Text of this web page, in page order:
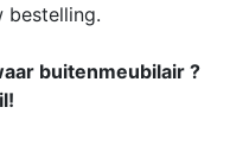
bestelling.
buitenmeubilair ?